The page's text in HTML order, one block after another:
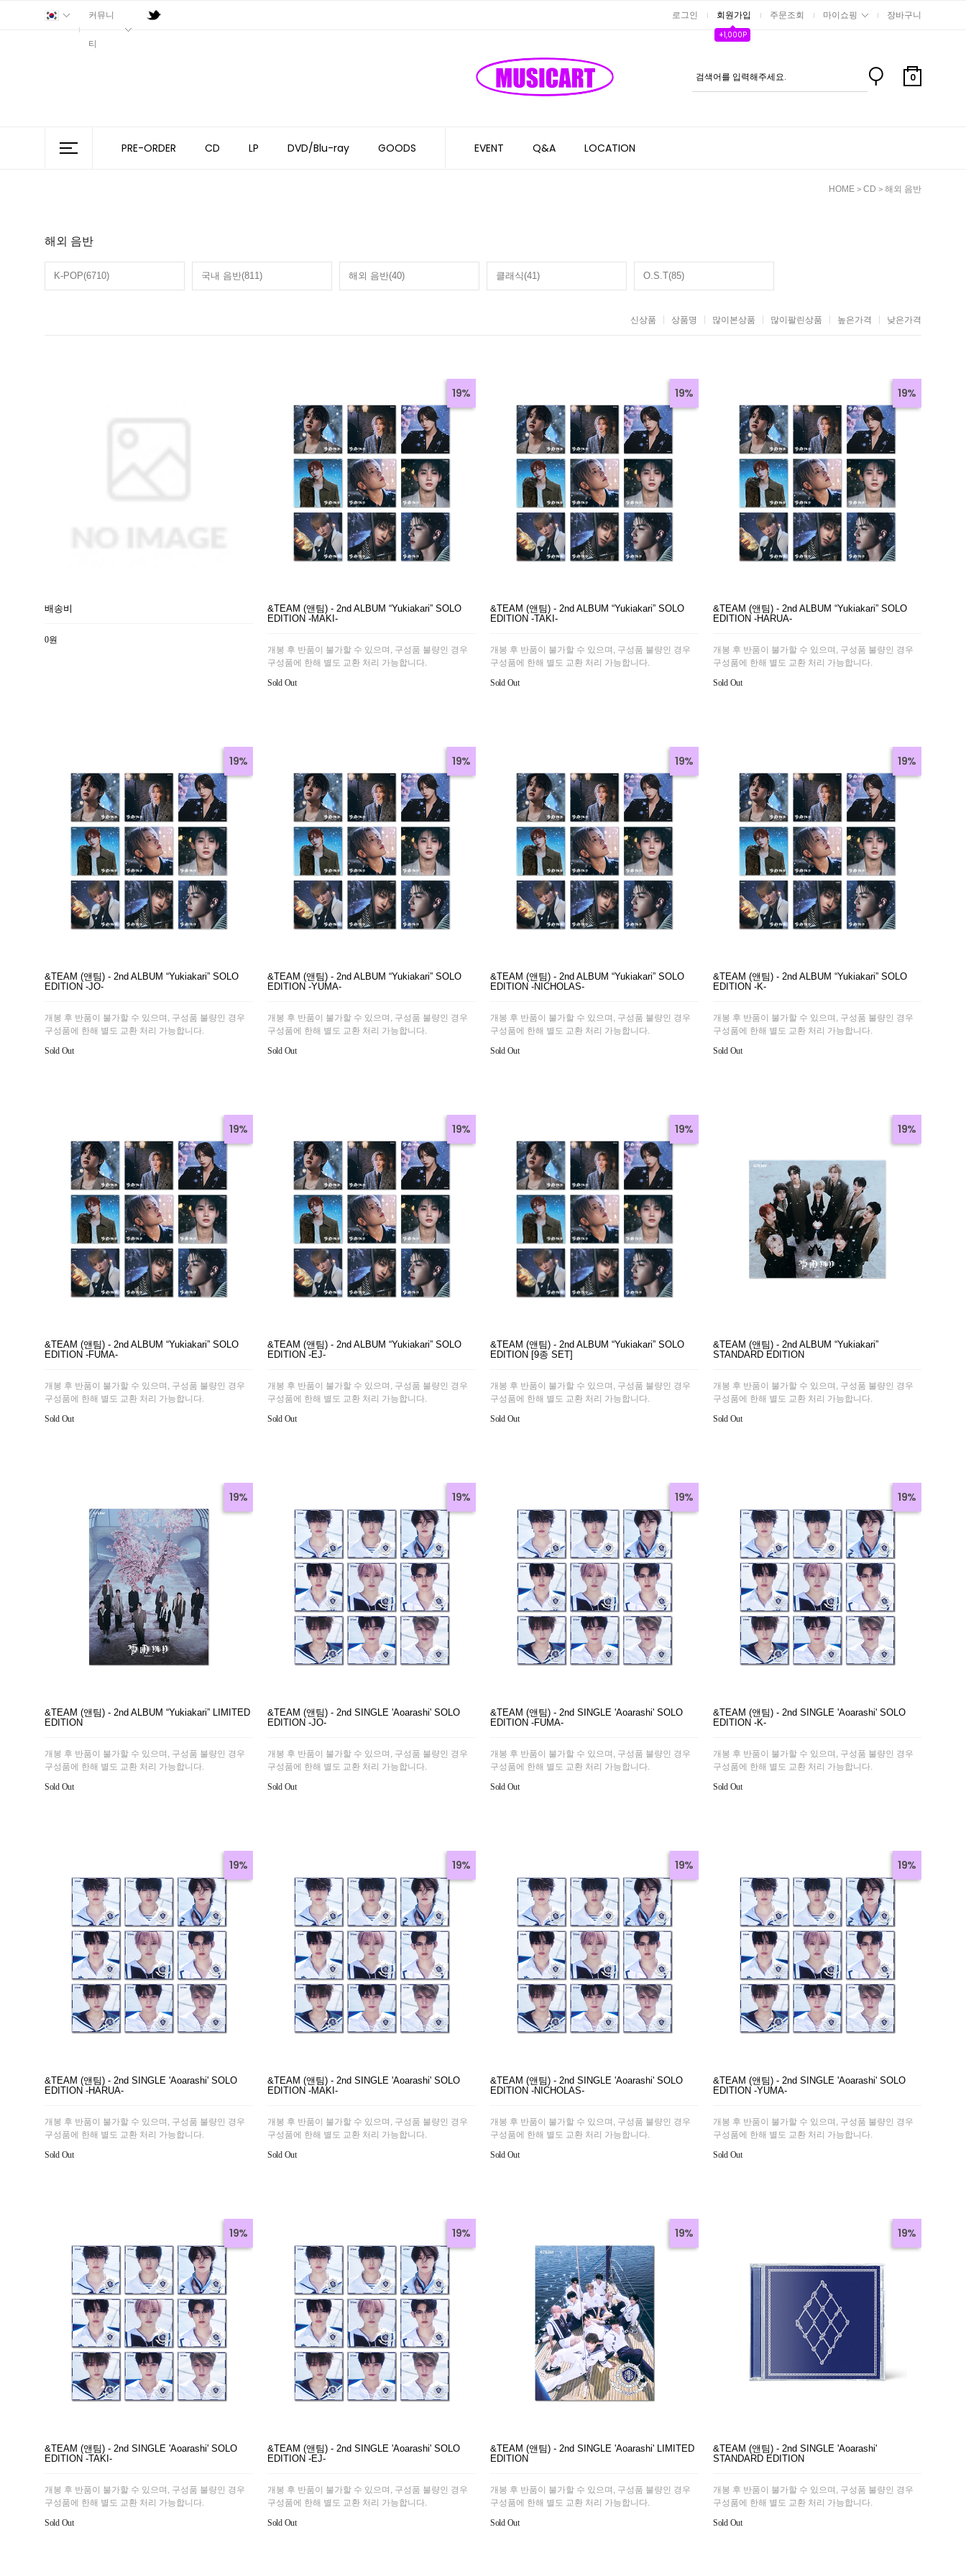
커뮤니
티
로그인 회원가입
+1,000P
주문조회 마이쇼핑 장바구니
0
PRE-ORDER CD LP DVD/Blu-ray GOODS EVENT Q&A LOCATION
HOME > CD > 해외 음반
해외 음반
K-POP(6710) 국내 음반(811) 해외 음반(40) 클래식(41) O.S.T(85)
신상품 상품명 많이본상품 많이팔린상품 높은가격 낮은가격
배송비
0원
19%
&TEAM (앤팀) - 2nd ALBUM “Yukiakari” SOLO
EDITION -MAKI-
개봉 후 반품이 불가할 수 있으며, 구성품 불량인 경우
구성품에 한해 별도 교환 처리 가능합니다.
Sold Out
19%
&TEAM (앤팀) - 2nd ALBUM “Yukiakari” SOLO
EDITION -TAKI-
개봉 후 반품이 불가할 수 있으며, 구성품 불량인 경우
구성품에 한해 별도 교환 처리 가능합니다.
Sold Out
19%
&TEAM (앤팀) - 2nd ALBUM “Yukiakari” SOLO
EDITION -HARUA-
개봉 후 반품이 불가할 수 있으며, 구성품 불량인 경우
구성품에 한해 별도 교환 처리 가능합니다.
Sold Out
19%
&TEAM (앤팀) - 2nd ALBUM “Yukiakari” SOLO
EDITION -JO-
개봉 후 반품이 불가할 수 있으며, 구성품 불량인 경우
구성품에 한해 별도 교환 처리 가능합니다.
Sold Out
19%
&TEAM (앤팀) - 2nd ALBUM “Yukiakari” SOLO
EDITION -YUMA-
개봉 후 반품이 불가할 수 있으며, 구성품 불량인 경우
구성품에 한해 별도 교환 처리 가능합니다.
Sold Out
19%
&TEAM (앤팀) - 2nd ALBUM “Yukiakari” SOLO
EDITION -NICHOLAS-
개봉 후 반품이 불가할 수 있으며, 구성품 불량인 경우
구성품에 한해 별도 교환 처리 가능합니다.
Sold Out
19%
&TEAM (앤팀) - 2nd ALBUM “Yukiakari” SOLO
EDITION -K-
개봉 후 반품이 불가할 수 있으며, 구성품 불량인 경우
구성품에 한해 별도 교환 처리 가능합니다.
Sold Out
19%
&TEAM (앤팀) - 2nd ALBUM “Yukiakari” SOLO
EDITION -FUMA-
개봉 후 반품이 불가할 수 있으며, 구성품 불량인 경우
구성품에 한해 별도 교환 처리 가능합니다.
Sold Out
19%
&TEAM (앤팀) - 2nd ALBUM “Yukiakari” SOLO
EDITION -EJ-
개봉 후 반품이 불가할 수 있으며, 구성품 불량인 경우
구성품에 한해 별도 교환 처리 가능합니다.
Sold Out
19%
&TEAM (앤팀) - 2nd ALBUM “Yukiakari” SOLO
EDITION [9종 SET]
개봉 후 반품이 불가할 수 있으며, 구성품 불량인 경우
구성품에 한해 별도 교환 처리 가능합니다.
Sold Out
19%
&TEAM (앤팀) - 2nd ALBUM “Yukiakari”
STANDARD EDITION
개봉 후 반품이 불가할 수 있으며, 구성품 불량인 경우
구성품에 한해 별도 교환 처리 가능합니다.
Sold Out
19%
&TEAM (앤팀) - 2nd ALBUM “Yukiakari” LIMITED
EDITION
개봉 후 반품이 불가할 수 있으며, 구성품 불량인 경우
구성품에 한해 별도 교환 처리 가능합니다.
Sold Out
19%
&TEAM (앤팀) - 2nd SINGLE 'Aoarashi' SOLO
EDITION -JO-
개봉 후 반품이 불가할 수 있으며, 구성품 불량인 경우
구성품에 한해 별도 교환 처리 가능합니다.
Sold Out
19%
&TEAM (앤팀) - 2nd SINGLE 'Aoarashi' SOLO
EDITION -FUMA-
개봉 후 반품이 불가할 수 있으며, 구성품 불량인 경우
구성품에 한해 별도 교환 처리 가능합니다.
Sold Out
19%
&TEAM (앤팀) - 2nd SINGLE 'Aoarashi' SOLO
EDITION -K-
개봉 후 반품이 불가할 수 있으며, 구성품 불량인 경우
구성품에 한해 별도 교환 처리 가능합니다.
Sold Out
19%
&TEAM (앤팀) - 2nd SINGLE 'Aoarashi' SOLO
EDITION -HARUA-
개봉 후 반품이 불가할 수 있으며, 구성품 불량인 경우
구성품에 한해 별도 교환 처리 가능합니다.
Sold Out
19%
&TEAM (앤팀) - 2nd SINGLE 'Aoarashi' SOLO
EDITION -MAKI-
개봉 후 반품이 불가할 수 있으며, 구성품 불량인 경우
구성품에 한해 별도 교환 처리 가능합니다.
Sold Out
19%
&TEAM (앤팀) - 2nd SINGLE 'Aoarashi' SOLO
EDITION -NICHOLAS-
개봉 후 반품이 불가할 수 있으며, 구성품 불량인 경우
구성품에 한해 별도 교환 처리 가능합니다.
Sold Out
19%
&TEAM (앤팀) - 2nd SINGLE 'Aoarashi' SOLO
EDITION -YUMA-
개봉 후 반품이 불가할 수 있으며, 구성품 불량인 경우
구성품에 한해 별도 교환 처리 가능합니다.
Sold Out
19%
&TEAM (앤팀) - 2nd SINGLE 'Aoarashi' SOLO
EDITION -TAKI-
개봉 후 반품이 불가할 수 있으며, 구성품 불량인 경우
구성품에 한해 별도 교환 처리 가능합니다.
Sold Out
19%
&TEAM (앤팀) - 2nd SINGLE 'Aoarashi' SOLO
EDITION -EJ-
개봉 후 반품이 불가할 수 있으며, 구성품 불량인 경우
구성품에 한해 별도 교환 처리 가능합니다.
Sold Out
19%
&TEAM (앤팀) - 2nd SINGLE 'Aoarashi' LIMITED
EDITION
개봉 후 반품이 불가할 수 있으며, 구성품 불량인 경우
구성품에 한해 별도 교환 처리 가능합니다.
Sold Out
19%
&TEAM (앤팀) - 2nd SINGLE 'Aoarashi'
STANDARD EDITION
개봉 후 반품이 불가할 수 있으며, 구성품 불량인 경우
구성품에 한해 별도 교환 처리 가능합니다.
Sold Out